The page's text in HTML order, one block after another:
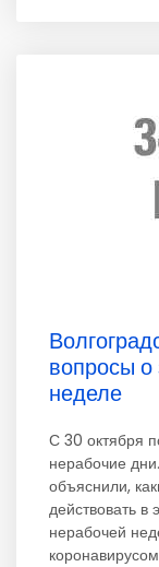
вопросы о
неделе
С 30 октября
нерабочие
объяснили,
действовать в
нерабочей